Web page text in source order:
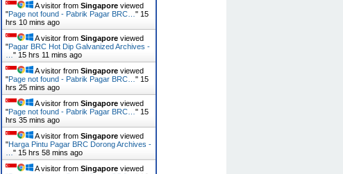
A visitor fromSingapore viewed
"Page not found - Pabrik Pagar BRC…" 15
hrs 10 mins ago
A visitor fromSingapore viewed
"Pagar BRC Hot Dip Galvanized Archives -
…" 15 hrs 11 mins ago
A visitor fromSingapore viewed
"Page not found - Pabrik Pagar BRC…" 15
hrs 25 mins ago
A visitor fromSingapore viewed
"Page not found - Pabrik Pagar BRC…" 15
hrs 35 mins ago
A visitor fromSingapore viewed
"Harga Pintu Pagar BRC Dorong Archives -
…" 15 hrs 58 mins ago
A visitor fromSingapore viewed